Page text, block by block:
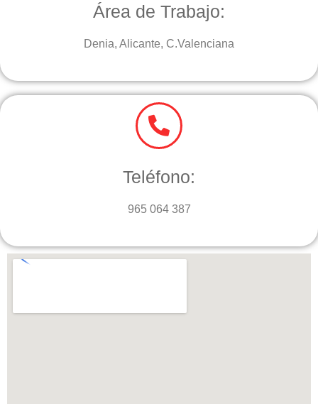
Área de Trabajo:
Denia, Alicante, C.Valenciana
Teléfono:
965 064 387